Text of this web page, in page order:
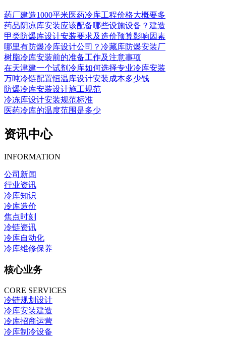
药厂建造1000平米医药冷库工程价格大概要多
药品阴凉库安装应该配备哪些设施设备？建造
甲类防爆库设计安装要求及造价预算影响因素
哪里有防爆冷库设计公司？冷藏库防爆安装厂
树脂冷库安装前的准备工作及注意事项
在天津建一个试剂冷库如何选择专业冷库安装
万吨冷链配置恒温库设计安装成本多少钱
防爆冷库安装设计施工规范
冷冻库设计安装规范标准
医药冷库的温度范围是多少
资讯中心
INFORMATION
公司新闻
行业资讯
冷库知识
冷库造价
焦点时刻
冷链资讯
冷库自动化
冷库维修保养
核心业务
CORE SERVICES
冷链规划设计
冷库安装建造
冷库招商运营
冷库制冷设备